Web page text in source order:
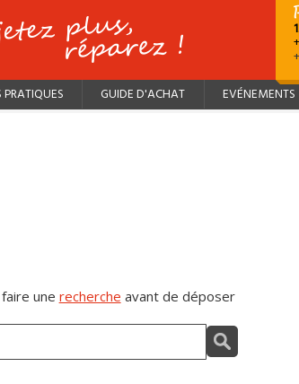
PRATIQUES GUIDE D'ACHAT EVÉNEMENTS
une recherche avant de déposer